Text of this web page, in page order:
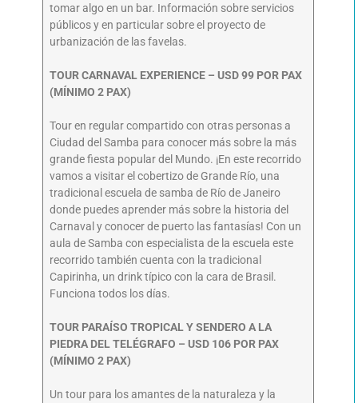
tomar algo en un bar. Información sobre servicios
públicos y en particular sobre el proyecto de
urbanización de las favelas.
TOUR CARNAVAL EXPERIENCE – USD 99 POR PAX
(MÍNIMO 2 PAX)
Tour en regular compartido con otras personas a
Ciudad del Samba para conocer más sobre la más
grande fiesta popular del Mundo. ¡En este recorrido
vamos a visitar el cobertizo de Grande Río, una
tradicional escuela de samba de Río de Janeiro
donde puedes aprender más sobre la historia del
Carnaval y conocer de puerto las fantasías! Con un
aula de Samba con especialista de la escuela este
recorrido también cuenta con la tradicional
Capirinha, un drink típico con la cara de Brasil.
Funciona todos los días.
TOUR PARAÍSO TROPICAL Y SENDERO A LA
PIEDRA DEL TELÉGRAFO – USD 106 POR PAX
(MÍNIMO 2 PAX)
Un tour para los amantes de la naturaleza y la